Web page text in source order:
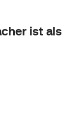
ist als